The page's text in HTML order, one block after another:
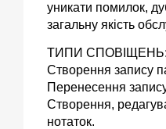
уникати помилок,
загальну якість
ТИПИ СПОВІЩЕНЬ:
Створення запису
Перенесення
Створення,
нотаток.